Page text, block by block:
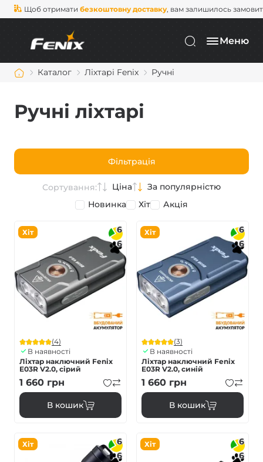
Щоб отримати безкоштовну доставку, вам залишилось
Меню
Каталог Ліхтарі Fenix Ручні
Ручні ліхтарі
Фільтрація
Сортування: Ціна
За популярністю
Новинка
Хіт Акція
Хіт
6
6
(4)
В наявності
Ліхтар наключний Fenix
E03R V2.0, сірий
1 660 грн
В кошик
Хіт
6
6
(3)
В наявності
Ліхтар наключний Fenix
E03R V2.0, синій
1 660 грн
В кошик
Хіт
6
6
Хіт
6
6